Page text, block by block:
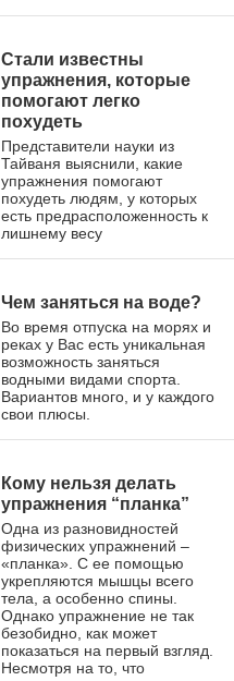
Стали известны
упражнения, которые
помогают легко
похудеть
Представители науки из
Тайваня выяснили, какие
упражнения помогают
похудеть людям, у которых
есть предрасположенность к
лишнему весу
Чем заняться на воде?
Во время отпуска на морях и
реках у Вас есть уникальная
возможность заняться
водными видами спорта.
Вариантов много, и у каждого
свои плюсы.
Кому нельзя делать
упражнения “планка”
Одна из разновидностей
физических упражнений –
«планка». С ее помощью
укрепляются мышцы всего
тела, а особенно спины.
Однако упражнение не так
безобидно, как может
показаться на первый взгляд.
Несмотря на то, что